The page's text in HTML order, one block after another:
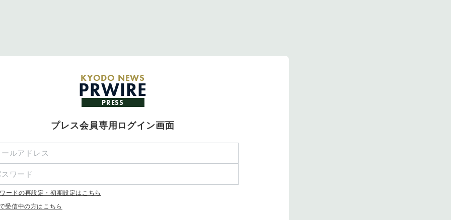
KYODO NEWS
PRWIRE
PRESS
プレス会員専用ログイン画面
ードの再設定・初期設定はこちら
受信中の方はこちら